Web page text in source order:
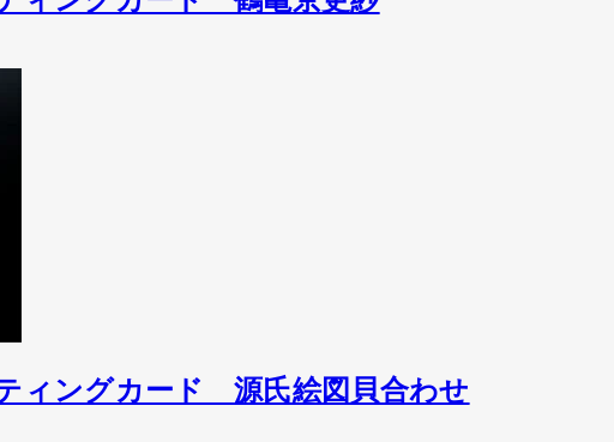
ィングカード 源氏絵図貝合わせ